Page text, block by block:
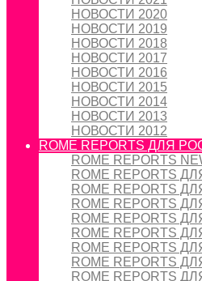
НОВОСТИ 2020
НОВОСТИ 2019
НОВОСТИ 2018
НОВОСТИ 2017
НОВОСТИ 2016
НОВОСТИ 2015
НОВОСТИ 2014
НОВОСТИ 2013
НОВОСТИ 2012
ROME REPORTS ДЛЯ
ROME REPORTS
ROME REPORTS
ROME REPORTS
ROME REPORTS
ROME REPORTS
ROME REPORTS
ROME REPORTS
ROME REPORTS
ROME REPORTS